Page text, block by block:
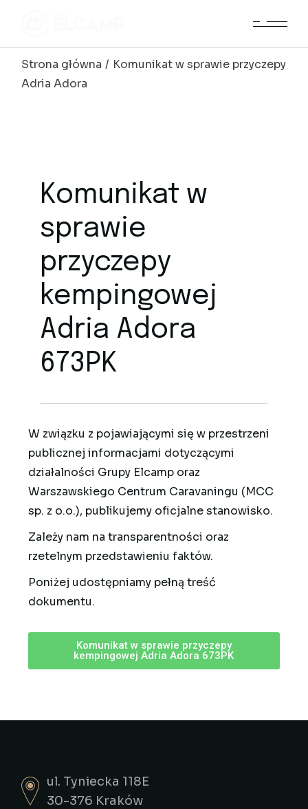
Strona główna
Komunikat w sprawie przyczepy
Adria Adora
Komunikat w
sprawie
przyczepy
kempingowej
Adria Adora
673PK
W związku z pojawiającymi się w przestrzeni
publicznej informacjami dotyczącymi
działalności Grupy Elcamp oraz
Warszawskiego Centrum Caravaningu (MCC
sp. z o.o.), publikujemy oficjalne stanowisko.
Zależy nam na transparentności oraz
rzetelnym przedstawieniu faktów.
Poniżej udostępniamy pełną treść
dokumentu.
Komunikat w sprawie przyczepy
kempingowej Adria Adora 673PK
ul. Tyniecka 118E
30-376 Kraków